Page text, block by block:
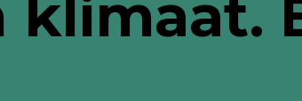
klimaat.